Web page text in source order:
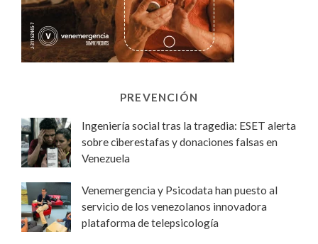
PREVENCIÓN
Ingeniería social tras la tragedia: ESET alerta
sobre ciberestafas y donaciones falsas en
Venezuela
Venemergencia y Psicodata han puesto al
servicio de los venezolanos innovadora
plataforma de telepsicología